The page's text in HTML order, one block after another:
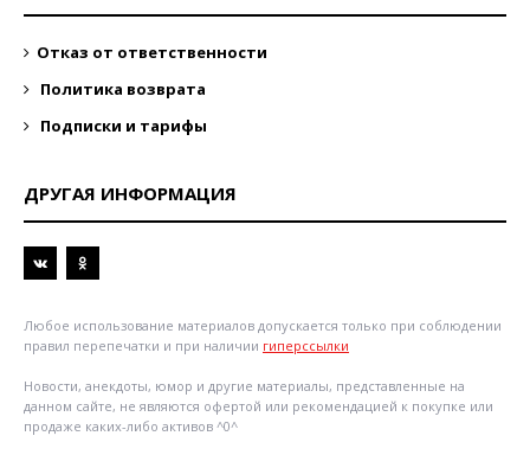
Отказ от ответственности
Политика возврата
Подписки и тарифы
ДРУГАЯ ИНФОРМАЦИЯ
Любое использование материалов допускается только при соблюдении
правил перепечатки и при наличии гиперссылки
Новости, анекдоты, юмор и другие материалы, представленные на
данном сайте, не являются офертой или рекомендацией к покупке или
продаже каких-либо активов ^0^